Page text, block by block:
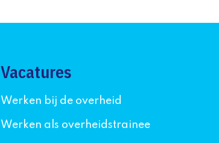
Vacatures
Werken bij de overheid
Werken als overheidstrainee